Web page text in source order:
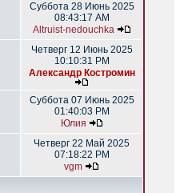
Суббота 28 Июнь 2025
08:43:17 AM
Altruist-nedouchka
Четверг 12 Июнь 2025
10:10:31 PM
Александр Костромин
Суббота 07 Июнь 2025
01:40:03 PM
Юлия
Четверг 22 Май 2025
07:18:22 PM
vgm